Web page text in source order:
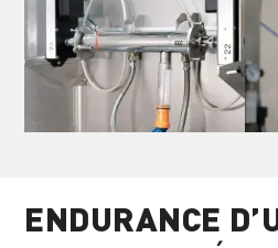
ENDURANCE